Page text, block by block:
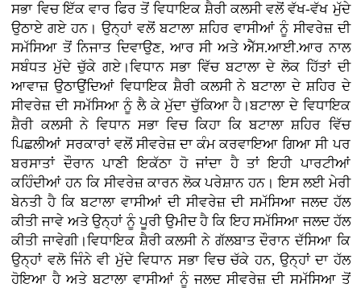
ਸਭਾ ਵਿਚ ਇੱਕ ਵਾਰ ਫਿਰ ਤੋਂ ਵਿਧਾਇਕ ਸ਼ੈਰੀ ਕਲਸੀ ਵਲੋਂ ਵੱਖ-ਵੱਖ ਮੁੱਦੇ
ਉਠਾਏ ਗਏ ਹਨ। ਉਨ੍ਹਾਂ ਵਲੋਂ ਬਟਾਲਾ ਸ਼ਹਿਰ ਵਾਸੀਆਂ ਨੂੰ ਸੀਵਰੇਜ਼ ਦੀ
ਸਮੱਸਿਆ ਤੋਂ ਨਿਜਾਤ ਦਿਵਾਉਣ, ਆਰ ਸੀ ਅਤੇ ਐੱਸ.ਆਈ.ਆਰ ਨਾਲ
ਸਬੰਧਤ ਮੁੱਦੇ ਚੁੱਕੇ ਗਏ।ਵਿਧਾਨ ਸਭਾ ਵਿੱਚ ਬਟਾਲਾ ਦੇ ਲੋਕ ਹਿੱਤਾਂ ਦੀ
ਆਵਾਜ਼ ਉਠਾਉਂਦਿਆਂ ਵਿਧਾਇਕ ਸ਼ੈਰੀ ਕਲਸੀ ਨੇ ਬਟਾਲਾ ਦੇ ਸ਼ਹਿਰ ਦੇ
ਸੀਵਰੇਜ਼ ਦੀ ਸਮੱਸਿਆ ਨੂੰ ਲੈ ਕੇ ਮੁੱਦਾ ਚੁੱਕਿਆ ਹੈ।ਬਟਾਲਾ ਦੇ ਵਿਧਾਇਕ
ਸ਼ੈਰੀ ਕਲਸੀ ਨੇ ਵਿਧਾਨ ਸਭਾ ਵਿਚ ਕਿਹਾ ਕਿ ਬਟਾਲਾ ਸ਼ਹਿਰ ਵਿੱਚ
ਪਿਛਲੀਆਂ ਸਰਕਾਰਾਂ ਵਲੋਂ ਸੀਵਰੇਜ਼ ਦਾ ਕੰਮ ਕਰਵਾਇਆ ਗਿਆ ਸੀ ਪਰ
ਬਰਸਾਤਾਂ ਦੌਰਾਨ ਪਾਣੀ ਇਕੱਠਾ ਹੋ ਜਾਂਦਾ ਹੈ ਤਾਂ ਇਹੀ ਪਾਰਟੀਆਂ
ਕਹਿੰਦੀਆਂ ਹਨ ਕਿ ਸੀਵਰੇਜ਼ ਕਾਰਨ ਲੋਕ ਪਰੇਸ਼ਾਨ ਹਨ। ਇਸ ਲਈ ਮੇਰੀ
ਬੇਨਤੀ ਹੈ ਕਿ ਬਟਾਲਾ ਵਾਸੀਆਂ ਦੀ ਸੀਵਰੇਜ਼ ਦੀ ਸਮੱਸਿਆ ਜਲਦ ਹੱਲ
ਕੀਤੀ ਜਾਵੇ ਅਤੇ ਉਨ੍ਹਾਂ ਨੂੰ ਪੂਰੀ ਉਮੀਦ ਹੈ ਕਿ ਇਹ ਸਮੱਸਿਆ ਜਲਦ ਹੱਲ
ਕੀਤੀ ਜਾਵੇਗੀ।ਵਿਧਾਇਕ ਸ਼ੈਰੀ ਕਲਸੀ ਨੇ ਗੱਲਬਾਤ ਦੌਰਾਨ ਦੱਸਿਆ ਕਿ
ਉਨ੍ਹਾਂ ਵਲੋ ਜਿੰਨੇ ਵੀ ਮੁੱਦੇ ਵਿਧਾਨ ਸਭਾ ਵਿਚ ਚੱਕੇ ਹਨ, ਉਨ੍ਹਾਂ ਦਾ ਹੱਲ
ਹੋਇਆ ਹੈ ਅਤੇ ਬਟਾਲਾ ਵਾਸੀਆਂ ਨੂੰ ਜਲਦ ਸੀਵਰੇਜ਼ ਦੀ ਸਮੱਸਿਆ ਤੋਂ